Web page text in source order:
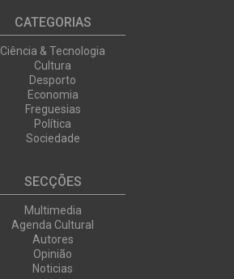
CATEGORIAS
Ciência & Tecnologia
Cultura
Desporto
Economia
Freguesias
Política
Sociedade
SECÇÕES
Multimedia
Agenda Cultural
Autores
Opinião
Noticias